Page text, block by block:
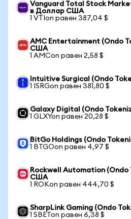
Vanguard Total Stock
в Доллар США
1 VTIon равен 387,04 $
AMC Entertainment (Ondo
США
1 AMCon равен 2,58 $
Intuitive Surgical (Ondo
1 ISRGon равен 381,80 $
Galaxy Digital (Ondo
1 GLXYon равен 20,28 $
BitGo Holdings (Ondo
1 BTGOon равен 4,97 $
Rockwell Automation
США
1 ROKon равен 444,70 $
SharpLink Gaming (Ondo
1 SBETon равен 6,38 $